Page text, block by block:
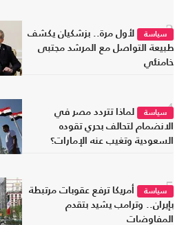
3سياسة
لأول مرة.. بزشكيان يكشف
طبيعة التواصل مع المرشد مجتبى
خامنئي
4سياسة
لماذا تتردد مصر في
الانضمام لتحالف بحري تقوده
السعودية وتغيب عنه الإمارات؟
5سياسة
أمريكا ترفع عقوبات مرتبطة
بإيران.. وترامب يشيد بتقدم
المفاوضات